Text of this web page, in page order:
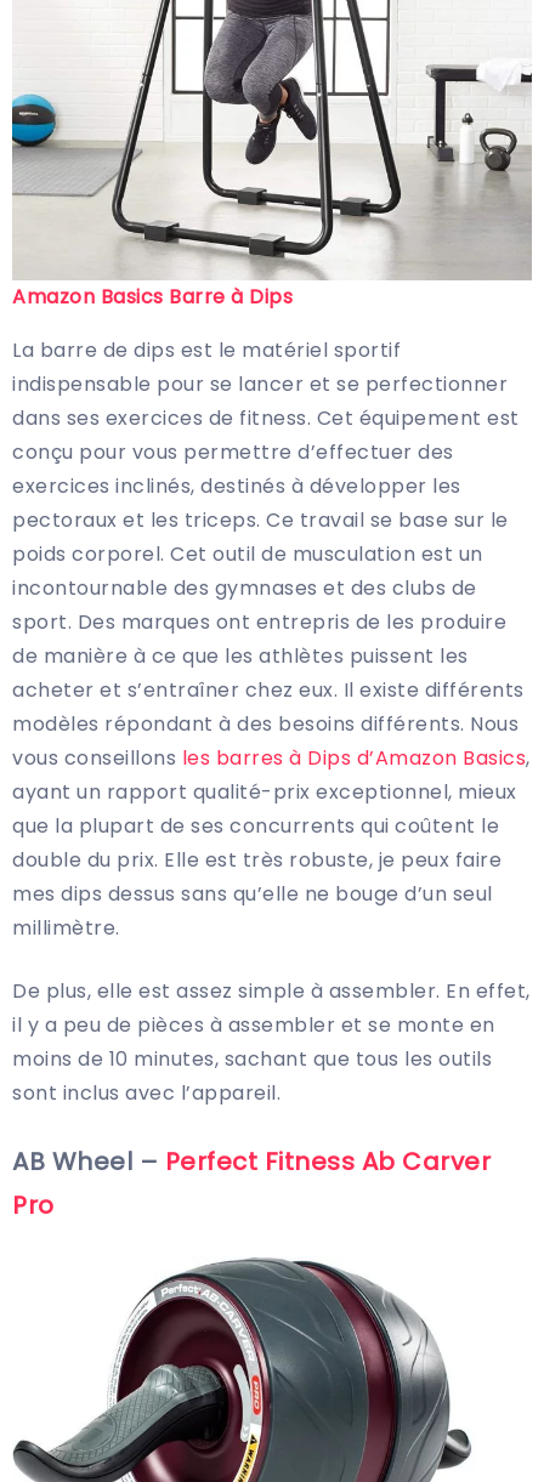
Amazon Basics Barre à Dips
La barre de dips est le matériel sportif
indispensable pour se lancer et se perfectionner
dans ses exercices de fitness. Cet équipement est
conçu pour vous permettre d’effectuer des
exercices inclinés, destinés à développer les
pectoraux et les triceps. Ce travail se base sur le
poids corporel. Cet outil de musculation est un
incontournable des gymnases et des clubs de
sport. Des marques ont entrepris de les produire
de manière à ce que les athlètes puissent les
acheter et s’entraîner chez eux. Il existe différents
modèles répondant à des besoins différents. Nous
vous conseillons les barres à Dips d’Amazon Basics,
ayant un rapport qualité-prix exceptionnel, mieux
que la plupart de ses concurrents qui coûtent le
double du prix. Elle est très robuste, je peux faire
mes dips dessus sans qu’elle ne bouge d’un seul
millimètre.
De plus, elle est assez simple à assembler. En effet,
il y a peu de pièces à assembler et se monte en
moins de 10 minutes, sachant que tous les outils
sont inclus avec l’appareil.
AB Wheel – Perfect Fitness Ab Carver
Pro